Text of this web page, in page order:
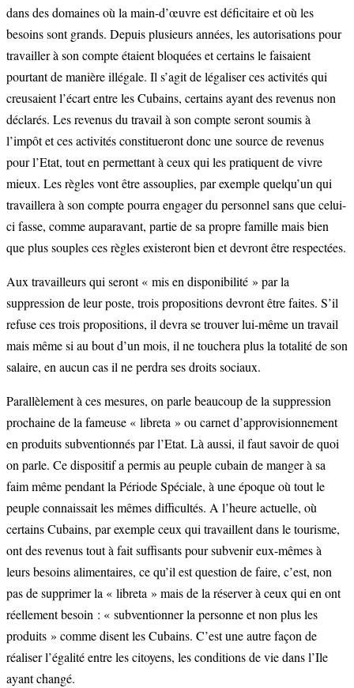
dans des domaines où la main-d’œuvre est déficitaire et où les
besoins sont grands. Depuis plusieurs années, les autorisations pour
travailler à son compte étaient bloquées et certains le faisaient
pourtant de manière illégale. Il s’agit de légaliser ces activités qui
creusaient l’écart entre les Cubains, certains ayant des revenus non
déclarés. Les revenus du travail à son compte seront soumis à
l’impôt et ces activités constitueront donc une source de revenus
pour l’Etat, tout en permettant à ceux qui les pratiquent de vivre
mieux. Les règles vont être assouplies, par exemple quelqu’un qui
travaillera à son compte pourra engager du personnel sans que celui-
ci fasse, comme auparavant, partie de sa propre famille mais bien
que plus souples ces règles existeront bien et devront être respectées.
Aux travailleurs qui seront « mis en disponibilité » par la
suppression de leur poste, trois propositions devront être faites. S’il
refuse ces trois propositions, il devra se trouver lui-même un travail
mais même si au bout d’un mois, il ne touchera plus la totalité de son
salaire, en aucun cas il ne perdra ses droits sociaux.
Parallèlement à ces mesures, on parle beaucoup de la suppression
prochaine de la fameuse « libreta » ou carnet d’approvisionnement
en produits subventionnés par l’Etat. Là aussi, il faut savoir de quoi
on parle. Ce dispositif a permis au peuple cubain de manger à sa
faim même pendant la Période Spéciale, à une époque où tout le
peuple connaissait les mêmes difficultés. A l’heure actuelle, où
certains Cubains, par exemple ceux qui travaillent dans le tourisme,
ont des revenus tout à fait suffisants pour subvenir eux-mêmes à
leurs besoins alimentaires, ce qu’il est question de faire, c’est, non
pas de supprimer la « libreta » mais de la réserver à ceux qui en ont
réellement besoin : « subventionner la personne et non plus les
produits » comme disent les Cubains. C’est une autre façon de
réaliser l’égalité entre les citoyens, les conditions de vie dans l’Ile
ayant changé.